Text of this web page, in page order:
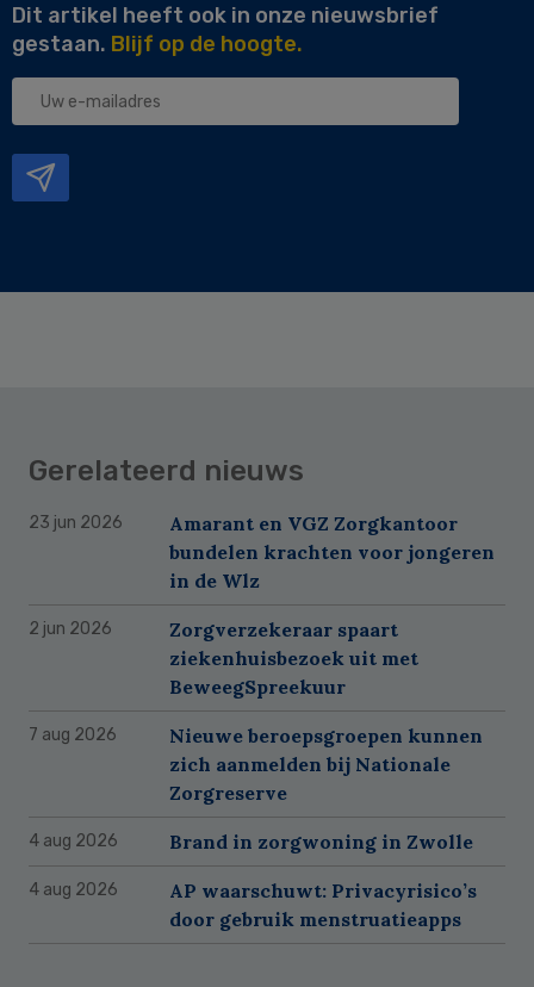
Dit artikel heeft ook in onze nieuwsbrief
gestaan. Blijf op de hoogte.
Uw
Gerelateerd nieuws
23 jun 2026
Amarant en VGZ Zorgkantoor
bundelen krachten voor jongeren
in de Wlz
2 jun 2026
Zorgverzekeraar spaart
ziekenhuisbezoek uit met
BeweegSpreekuur
7 aug 2026
Nieuwe beroepsgroepen kunnen
zich aanmelden bij Nationale
Zorgreserve
4 aug 2026 Brand in zorgwoning in Zwolle
4 aug 2026
AP waarschuwt: Privacyrisico’s
door gebruik menstruatieapps